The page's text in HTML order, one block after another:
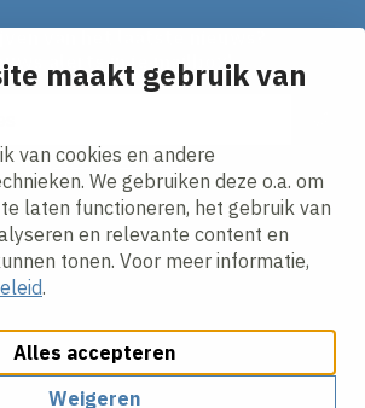
maakt gebruik van
van cookies en andere
We gebruiken deze o.a. om
laten functioneren, het gebruik van
en relevante content en
tonen. Voor meer informatie,
.
Alles accepteren
Weigeren
alerts in je mailbox!
hetprivacy statement.
Cookie beleidPrivacy policy
Algemene Inkoopvoorwaarden